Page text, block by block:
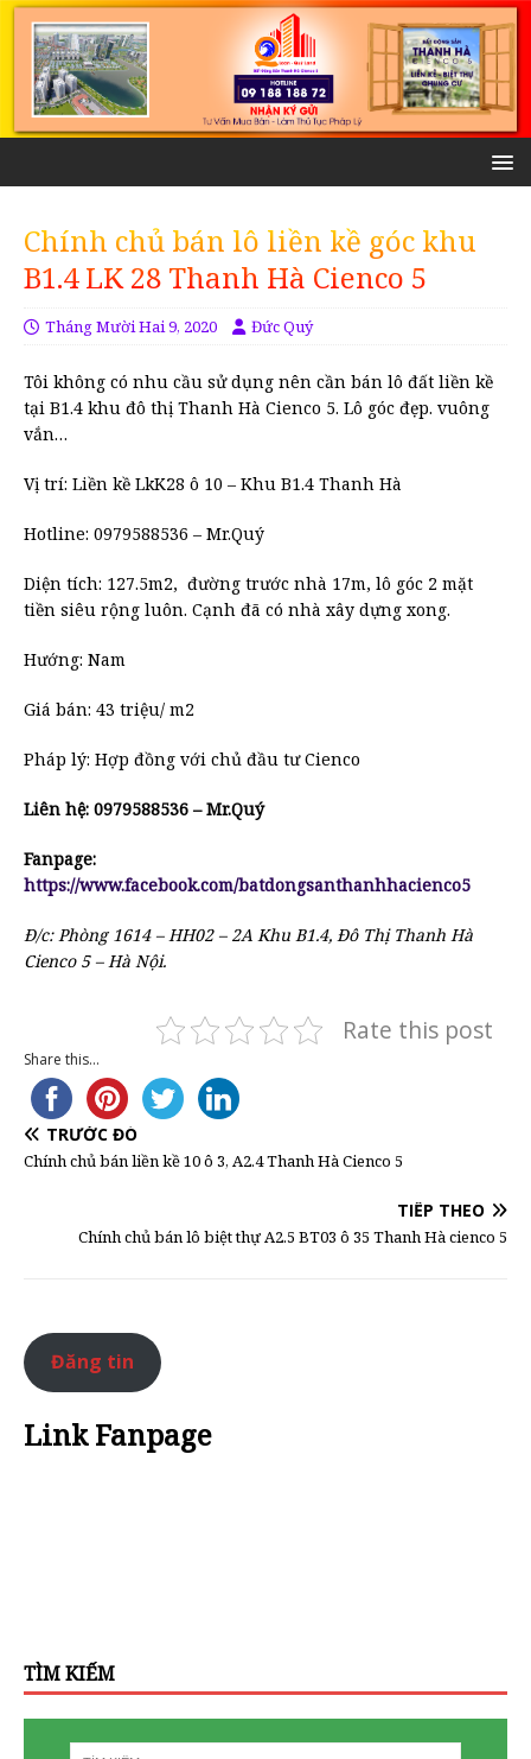
Chính chủ bán lô liền kề góc khu
B1.4 LK 28 Thanh Hà Cienco 5
Tháng Mười Hai 9, 2020 Đức Quý
Tôi không có nhu cầu sử dụng nên cần bán lô đất liền kề
tại B1.4 khu đô thị Thanh Hà Cienco 5. Lô góc đẹp. vuông
vắn…
Vị trí: Liền kề LkK28 ô 10 – Khu B1.4 Thanh Hà
Hotline: 0979588536 – Mr.Quý
Diện tích: 127.5m2, đường trước nhà 17m, lô góc 2 mặt
tiền siêu rộng luôn. Cạnh đã có nhà xây dựng xong.
Hướng: Nam
Giá bán: 43 triệu/ m2
Pháp lý: Hợp đồng với chủ đầu tư Cienco
Liên hệ: 0979588536 – Mr.Quý
Fanpage:
https://www.facebook.com/batdongsanthanhhacienco5
Đ/c: Phòng 1614 – HH02 – 2A Khu B1.4, Đô Thị Thanh Hà
Cienco 5 – Hà Nội.
Rate this post
Share this...
TRƯỚC ĐÓ
Chính chủ bán liền kề 10 ô 3, A2.4 Thanh Hà Cienco 5
TIẾP THEO
Chính chủ bán lô biệt thự A2.5 BT03 ô 35 Thanh Hà cienco 5
Đăng tin
Link Fanpage
TÌM KIẾM